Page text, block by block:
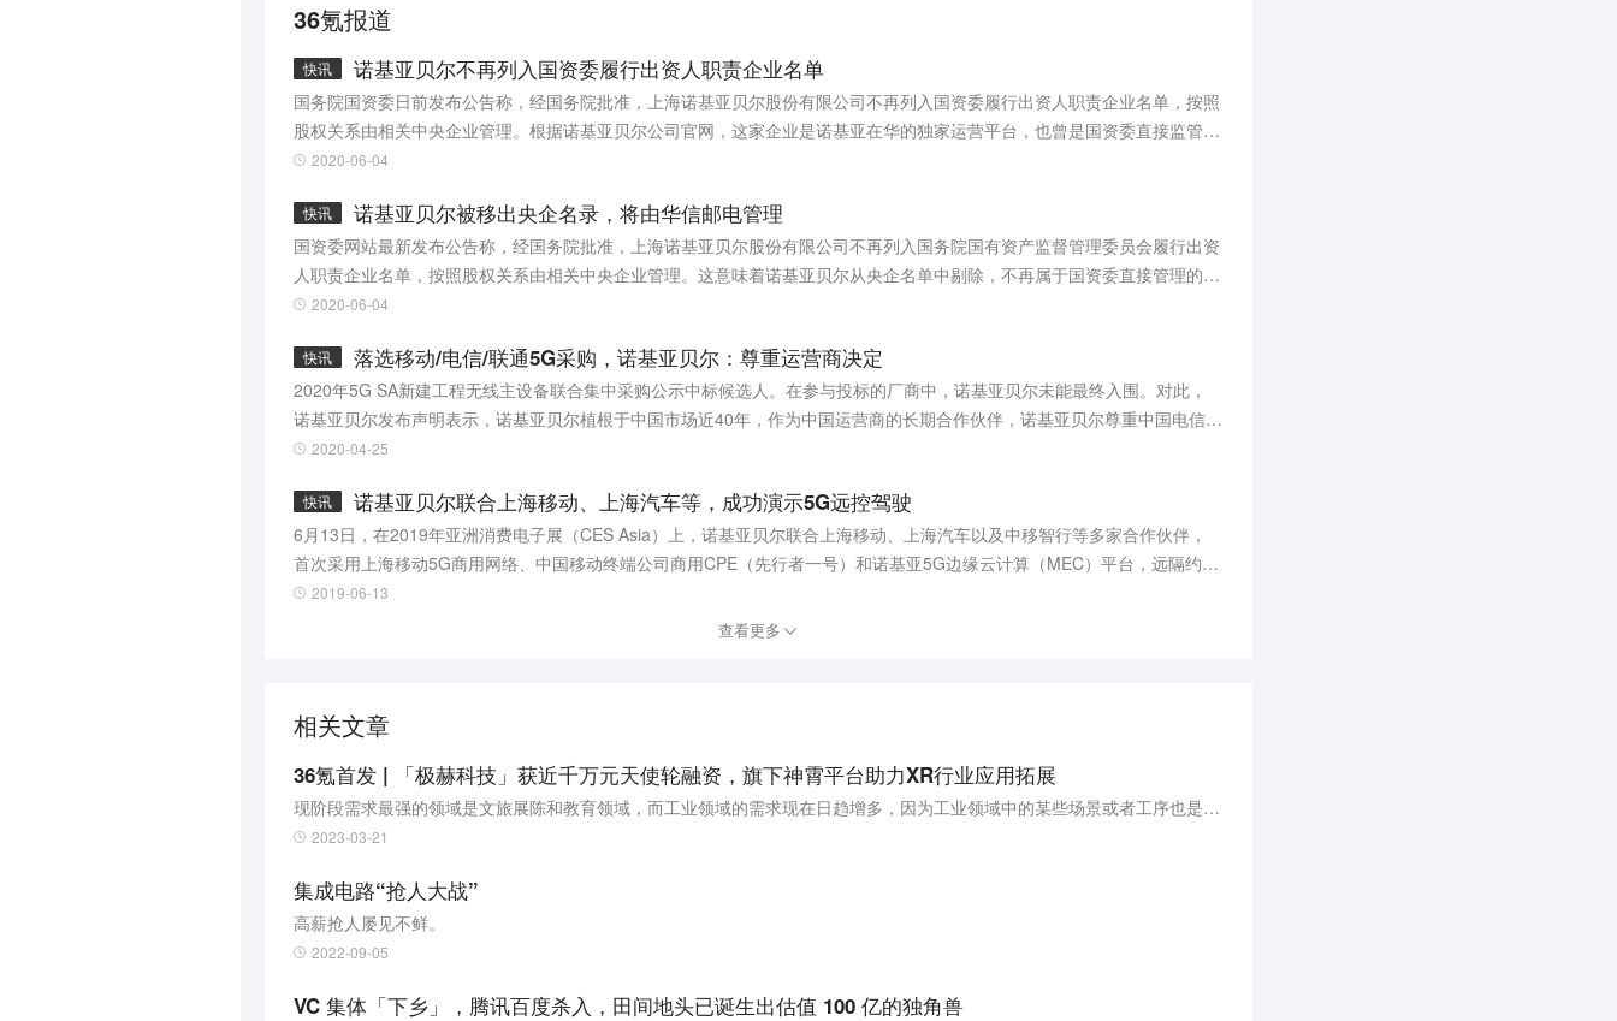
36氪报道
快讯 诺基亚贝尔不再列入国资委履行出资人职责企业名单
国务院国资委日前发布公告称，经国务院批准，上海诺基亚贝尔股份有限公司不再列入国资委履行出资人职责企业名单，按照
股权关系由相关中央企业管理。根据诺基亚贝尔公司官网，这家企业是诺基亚在华的独家运营平台，也曾是国资委直接监管的
中央企业中的唯一一家合资企业，目前拥有员工约1.5万人。（新华社）
2020-06-04
快讯 诺基亚贝尔被移出央企名录，将由华信邮电管理
国资委网站最新发布公告称，经国务院批准，上海诺基亚贝尔股份有限公司不再列入国务院国有资产监督管理委员会履行出资
人职责企业名单，按照股权关系由相关中央企业管理。这意味着诺基亚贝尔从央企名单中剔除，不再属于国资委直接管理的企
业。目前，诺基亚贝尔第一大股东为华信邮电，占股为50%。（每日经济新闻）
2020-06-04
快讯 落选移动/电信/联通5G采购，诺基亚贝尔：尊重运营商决定
2020年5G SA新建工程无线主设备联合集中采购公示中标候选人。在参与投标的厂商中，诺基亚贝尔未能最终入围。对此，
诺基亚贝尔发布声明表示，诺基亚贝尔植根于中国市场近40年，作为中国运营商的长期合作伙伴，诺基亚贝尔尊重中国电信和
中国联通的决定，对中国的承诺保持不变。（新浪财经）
2020-04-25
快讯 诺基亚贝尔联合上海移动、上海汽车等，成功演示5G远控驾驶
6月13日，在2019年亚洲消费电子展（CES Asia）上，诺基亚贝尔联合上海移动、上海汽车以及中移智行等多家合作伙伴，
首次采用上海移动5G商用网络、中国移动终端公司商用CPE（先行者一号）和诺基亚5G边缘云计算（MEC）平台，远隔约40
公里，成功对外演示了可以远程操控真实车辆的5G远控驾驶。（品玩）
2019-06-13
查看更多
相关文章
36氪首发 | 「极赫科技」获近千万元天使轮融资，旗下神霄平台助力XR行业应用拓展
现阶段需求最强的领域是文旅展陈和教育领域，而工业领域的需求现在日趋增多，因为工业领域中的某些场景或者工序也是可以被标准化的，这也成为了神霄平台新的业务增长点。
2023-03-21
集成电路“抢人大战”
高薪抢人屡见不鲜。
2022-09-05
VC 集体「下乡」，腾讯百度杀入，田间地头已诞生出估值 100 亿的独角兽